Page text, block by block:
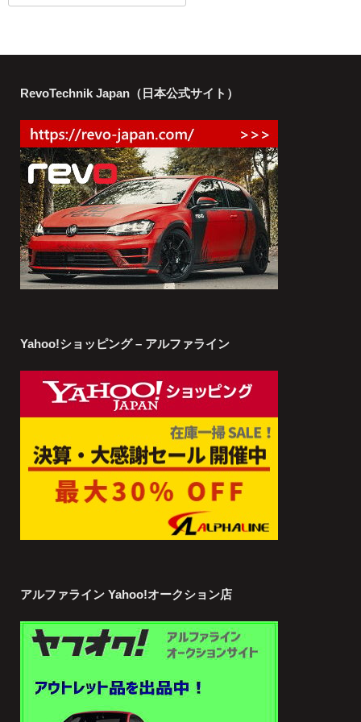
RevoTechnik Japan（日本公式サイト）
Yahoo!ショッピング – アルファライン
アルファライン Yahoo!オークション店